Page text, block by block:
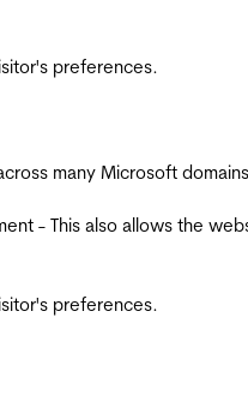
preferences.
many Microsoft
- This also allows the
preferences.